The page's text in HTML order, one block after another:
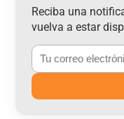
nueva
ventana.
Reciba una
vuelva a estar